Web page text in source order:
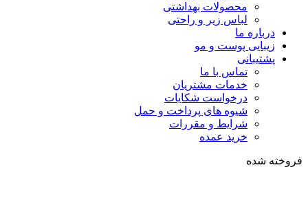
محصولات بهداشتی
لباس زیر و راحتی
درباره ما
زیبایی پوست و مو
پشتیبانی
تماس با ما
خدمات مشتریان
درخواست شکایات
شیوه های پرداخت و حمل
شرایط و مقررات
خرید عمده
فروخته شده